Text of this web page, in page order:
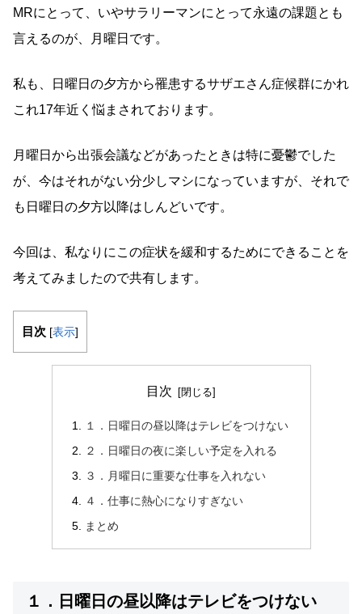
MRにとって、いやサラリーマンにとって永遠の課題とも
言えるのが、月曜日です。
私も、日曜日の夕方から罹患するサザエさん症候群にかれ
これ17年近く悩まされております。
月曜日から出張会議などがあったときは特に憂鬱でした
が、今はそれがない分少しマシになっていますが、それで
も日曜日の夕方以降はしんどいです。
今回は、私なりにこの症状を緩和するためにできることを
考えてみましたので共有します。
目次 [表示]
目次
１．日曜日の昼以降はテレビをつけない
２．日曜日の夜に楽しい予定を入れる
３．月曜日に重要な仕事を入れない
４．仕事に熱心になりすぎない
まとめ
１．日曜日の昼以降はテレビをつけない